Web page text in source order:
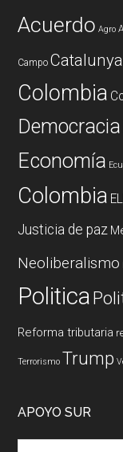
Acuerdo Agro
Campo Catalunya
Colombia
Democracia
Economía
Colombia
Justicia de paz
Neoliberalismo
Politica
Reforma tributaria
Terrorismo Trump
APOYO SUR